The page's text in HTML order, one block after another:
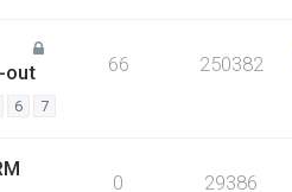
out
6 7
66 250382
0 29386